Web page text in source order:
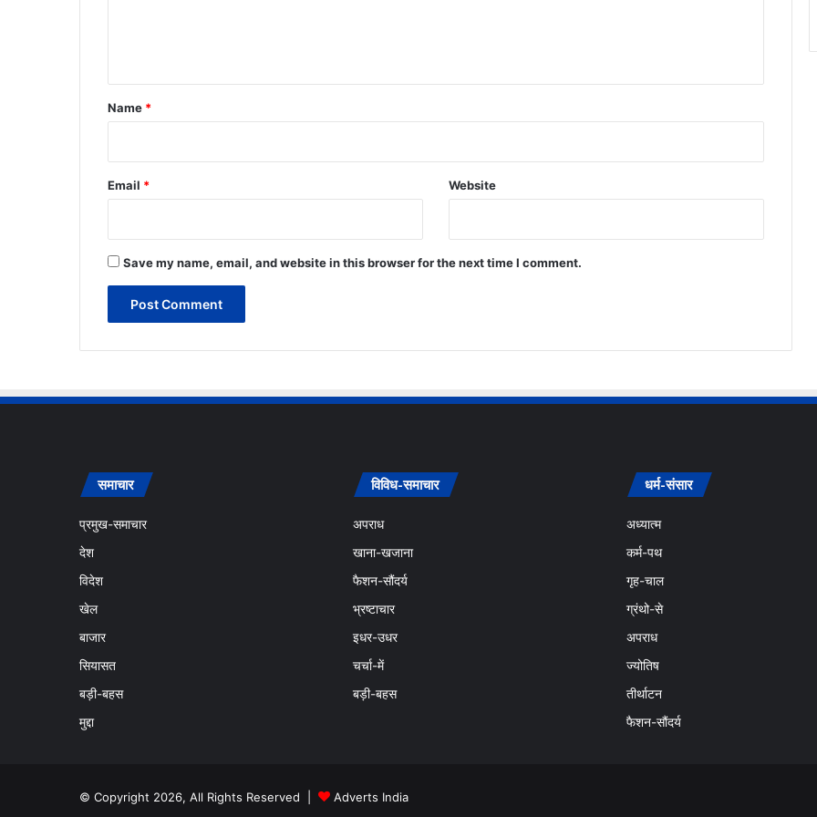
ब
ल
*
Name *
Email * Website
Save my name, email, and website in this browser for the next time I comment.
समाचार
प्रमुख-समाचार
देश
विदेश
खेल
बाजार
सियासत
बड़ी-बहस
मुद्दा
विविध-समाचार
अपराध
खाना-खजाना
फैशन-सौंदर्य
भ्रष्टाचार
इधर-उधर
चर्चा-में
बड़ी-बहस
धर्म-संसार
अध्यात्म
कर्म-पथ
गृह-चाल
ग्रंथो-से
अपराध
ज्योतिष
तीर्थाटन
फैशन-सौंदर्य
© Copyright 2026, All Rights Reserved | Adverts India